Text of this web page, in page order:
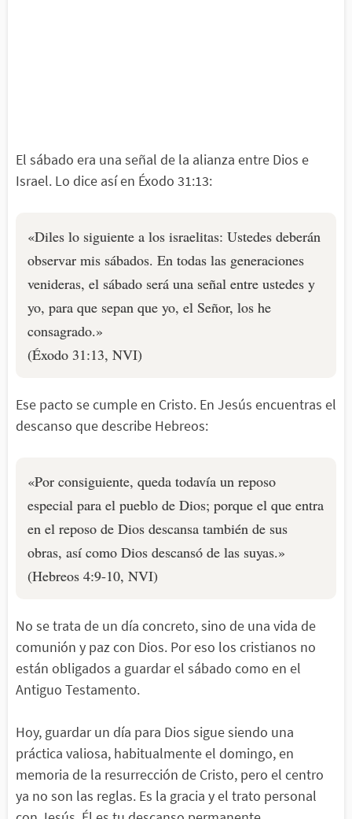
El sábado era una señal de la alianza entre Dios e
Israel. Lo dice así en Éxodo 31:13:
«Diles lo siguiente a los israelitas: Ustedes deberán
observar mis sábados. En todas las generaciones
venideras, el sábado será una señal entre ustedes y
yo, para que sepan que yo, el Señor, los he
consagrado.»
(Éxodo 31:13, NVI)
Ese pacto se cumple en Cristo. En Jesús encuentras el
descanso que describe Hebreos:
«Por consiguiente, queda todavía un reposo
especial para el pueblo de Dios; porque el que entra
en el reposo de Dios descansa también de sus
obras, así como Dios descansó de las suyas.»
(Hebreos 4:9-10, NVI)
No se trata de un día concreto, sino de una vida de
comunión y paz con Dios. Por eso los cristianos no
están obligados a guardar el sábado como en el
Antiguo Testamento.
Hoy, guardar un día para Dios sigue siendo una
práctica valiosa, habitualmente el domingo, en
memoria de la resurrección de Cristo, pero el centro
ya no son las reglas. Es la gracia y el trato personal